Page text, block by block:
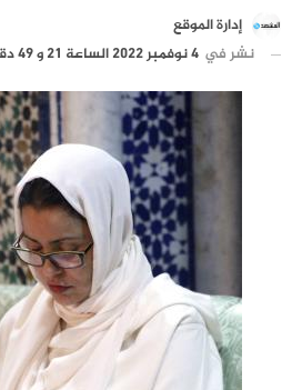
إدارة الموقع
نشر في 4 نوفمبر 2022 الساعة 21 و 49 دقيقة